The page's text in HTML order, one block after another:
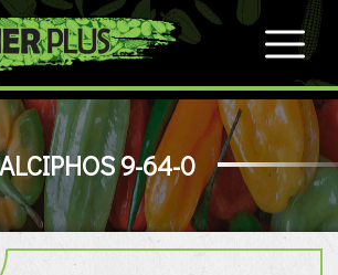
9-64-0